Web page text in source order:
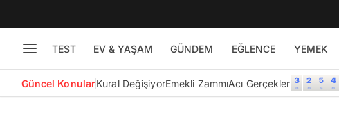
TEST EV & YAŞAM GÜNDEM EĞLENCE YEMEK
Güncel KonularKural DeğişiyorEmekli ZammıAcı Gerçekler